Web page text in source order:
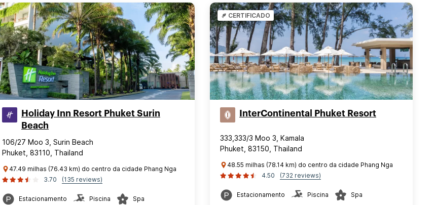
Holiday Inn Resort Phuket Surin
Beach
106/27 Moo 3, Surin Beach
Phuket, 83110, Thailand
47.49 milhas (76.43 km) do centro da cidade Phang Nga
3.70
(135 reviews)
Estacionamento Piscina Spa
CERTIFICADO
InterContinental Phuket Resort
333,333/3 Moo 3, Kamala
Phuket, 83150, Thailand
48.55 milhas (78.14 km) do centro da cidade Phang Nga
4.50
(732 reviews)
Estacionamento Piscina Spa